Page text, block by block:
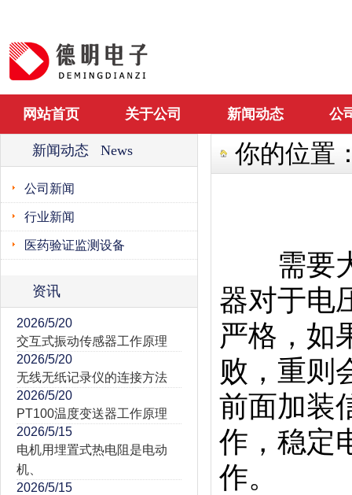
网站首页 关于公司 新闻动态 公
新闻动态 News
公司新闻
行业新闻
医药验证监测设备
资讯
2026/5/20
交互式振动传感器工作原理
2026/5/20
无线无纸记录仪的连接方法
2026/5/20
PT100温度变送器工作原理
2026/5/15
电机用埋置式热电阻是电动
机、
2026/5/15
你的位置
需要大
器对于电
严格，如
败，重则
前面加装
作，稳定
作。